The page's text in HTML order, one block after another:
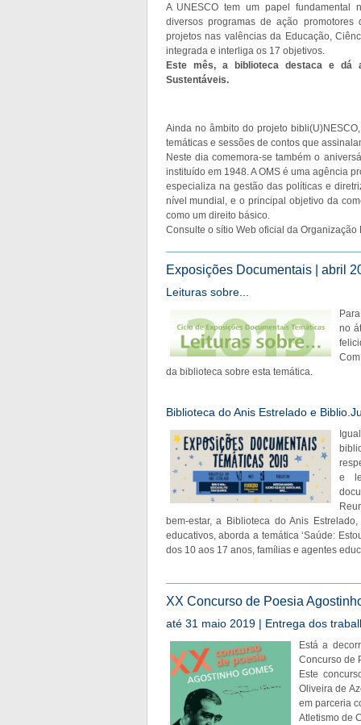
A UNESCO tem um papel fundamental
diversos programas de ação promotores
projetos nas valências da Educação,
integrada e interliga os 17 objetivos.
Este mês, a biblioteca destaca e dá
Sustentáveis.
Ainda no âmbito do projeto
temáticas e sessões de contos que
Neste dia comemora-se também o
instituído em 1948. A OMS é uma agência
especializa na gestão das políticas e
nível mundial, e o principal objetivo da
como um direito básico.
Consulte o sítio Web oficial da
Exposições Documentais | abril
Leituras sobre...
no
da biblioteca sobre esta temática.
Biblioteca do Anis Estrelado e
e
bem-estar, a Biblioteca do Anis
educativos, aborda a temática ‘Saúde:
dos 10 aos 17 anos, famílias e agentes
XX Concurso de Poesia
até 31 maio 2019 | Entrega dos
Está a
Concurso de
Este
Oliveira de
em parceria
Atletismo de